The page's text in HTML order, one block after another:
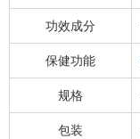
功效成分
保健功能
规格
包装